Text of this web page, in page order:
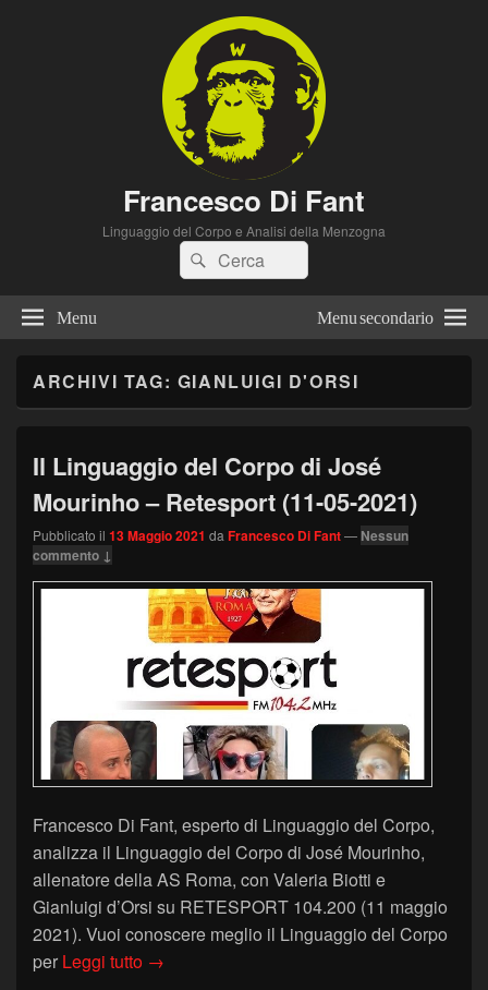
Francesco Di Fant
Linguaggio del Corpo e Analisi della Menzogna
Cerca:Cerca
Menu Menu secondario
ARCHIVI TAG: GIANLUIGI D'ORSI
Il Linguaggio del Corpo di José
Mourinho – Retesport (11-05-2021)
Pubblicato il 13 Maggio 2021 da Francesco Di Fant— Nessun
commento ↓
Francesco Di Fant, esperto di Linguaggio del Corpo,
analizza il Linguaggio del Corpo di José Mourinho,
allenatore della AS Roma, con Valeria Biotti e
Gianluigi d’Orsi su RETESPORT 104.200 (11 maggio
2021). Vuoi conoscere meglio il Linguaggio del Corpo
per Leggi tutto Il Linguaggio del Corpo di José Mourinho –
→